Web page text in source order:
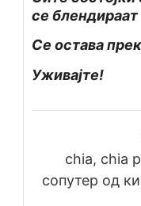
се блендираат
Се остава
Уживајте!
chia, chia
сопутер од